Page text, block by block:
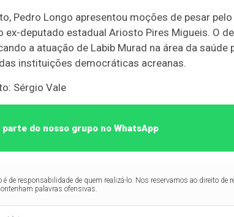
Pedro Longo apresentou moções de pesar
ex-deputado estadual Ariosto Pires Migueis. O
a atuação de Labib Murad na área da
instituições democráticas acreanas.
Sérgio Vale
parte do nosso grupo no WhatsApp
de responsabilidade de quem realizá-lo. Nos reservamos ao direito de
palavras ofensivas.